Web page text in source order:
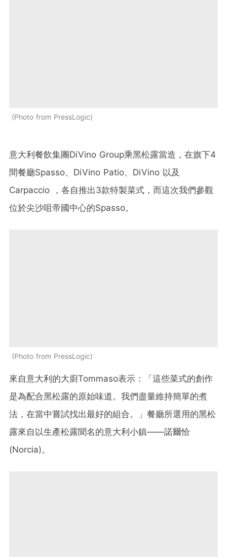
Photo from PressLogic
意大利餐飲集團DiVino Group乘黑松露當造，在旗下4
間餐廳Spasso、DiVino Patio、DiVino 以及
Carpaccio ，各自推出3款特製菜式，而這次我們參觀
位於尖沙咀帝國中心的Spasso。
Photo from PressLogic
來自意大利的大廚Tommaso表示：「這些菜式的創作
是為配合黑松露的原始味道。我們盡量維持簡單的煮
法，在當中嘗試找出最好的組合。」餐廳所選用的黑松
露來自以生產松露聞名的意大利小鎮——諾爾恰
(Norcia)。